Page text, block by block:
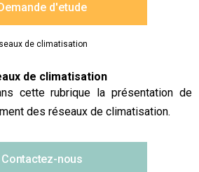
d'etude
de climatisation
de climatisation
cette rubrique la présentation de
des réseaux de climatisation.
Contactez-nous